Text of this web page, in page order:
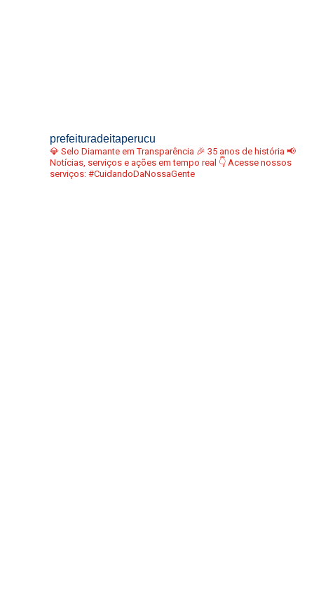
prefeituradeitaperucu
💎 Selo Diamante em Transparência 🎉 35 anos de história 📢
Notícias, serviços e ações em tempo real 👇 Acesse nossos
serviços: #CuidandoDaNossaGente